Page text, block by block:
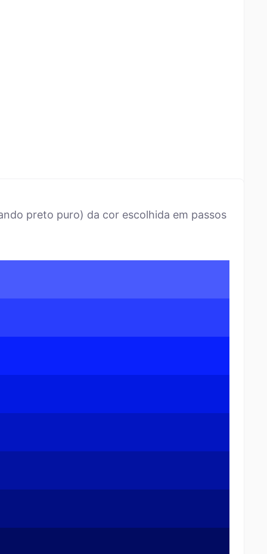
preto puro) da cor escolhida em passos